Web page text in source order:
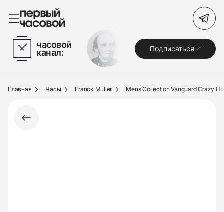
Часы
Украшения
Под заказ
Поиск по сайту
часовой
канал: Подписаться
Главная Часы Franck Muller Mens Collection Vanguard Crazy